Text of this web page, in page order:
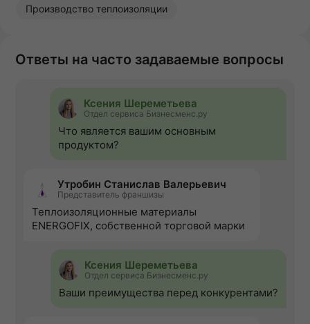
Производство теплоизоляции
Ответы на часто задаваемые вопросы
Ксения Шереметьева
Отдел сервиса Бизнесменс.ру
Что является вашим основным
продуктом?
Утробин Станислав Валерьевич
Представитель франшизы
Теплоизоляционные материалы
ENERGOFIX, собственной торговой марки
Ксения Шереметьева
Отдел сервиса Бизнесменс.ру
Ваши преимущества перед конкурентами?